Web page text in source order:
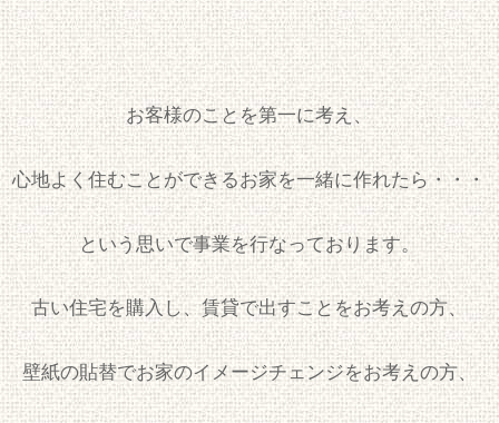
お客様のことを第一に考え、
心地よく住むことができるお家を一緒に作れたら・・・
という思いで事業を行なっております。
古い住宅を購入し、賃貸で出すことをお考えの方、
壁紙の貼替でお家のイメージチェンジをお考えの方、